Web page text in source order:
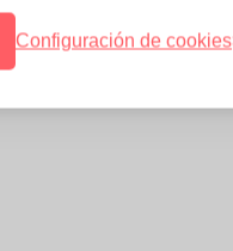
Configuración de cookies